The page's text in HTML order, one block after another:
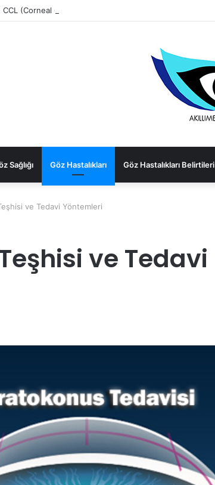
(Corneal Cross-Linking)
Sağlığı Göz Hastalıkları Göz Hastalıkları Belirtileri
ve Tedavi Yöntemleri
ve Tedavi